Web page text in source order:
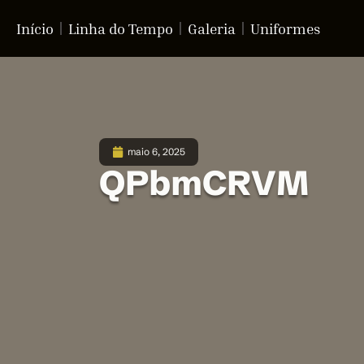
Início Linha do Tempo Galeria Uniformes
maio 6, 2025
QPbmCRVM